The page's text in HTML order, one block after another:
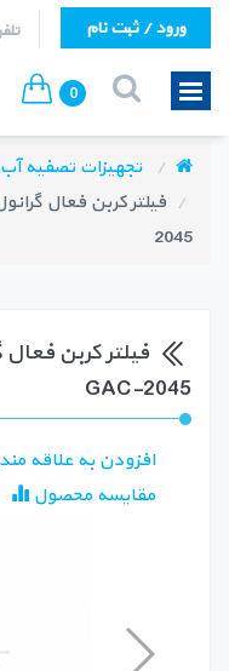
تلفن: ورود / ثبت نام
0
تجهیزات تصفیه آب
2045
GAC-2045
افزودن به علاقه
مقایسه محصول